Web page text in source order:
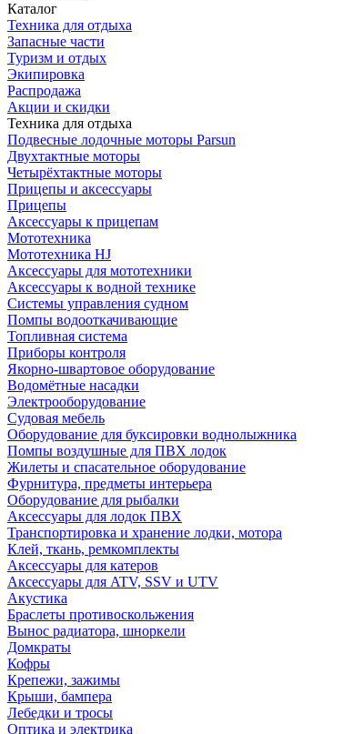
Каталог
Техника для отдыха
Запасные части
Туризм и отдых
Экипировка
Распродажа
Акции и скидки
Техника для отдыха
Подвесные лодочные моторы Parsun
Двухтактные моторы
Четырёхтактные моторы
Прицепы и аксессуары
Прицепы
Аксессуары к прицепам
Мототехника
Мототехника HJ
Аксессуары для мототехники
Аксессуары к водной технике
Системы управления судном
Помпы водооткачивающие
Топливная система
Приборы контроля
Якорно-швартовое оборудование
Водомётные насадки
Электрооборудование
Судовая мебель
Оборудование для буксировки воднолыжника
Помпы воздушные для ПВХ лодок
Жилеты и спасательное оборудование
Фурнитура, предметы интерьера
Оборудование для рыбалки
Аксессуары для лодок ПВХ
Транспортировка и хранение лодки, мотора
Клей, ткань, ремкомплекты
Аксессуары для катеров
Аксессуары для ATV, SSV и UTV
Акустика
Браслеты противоскольжения
Вынос радиатора, шноркели
Домкраты
Кофры
Крепежи, зажимы
Крыши, бампера
Лебедки и тросы
Оптика и электрика